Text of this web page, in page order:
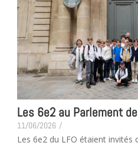
Les 6e2 au Parlement
11/06/2026 /
Les 6e2 du LFO étaient invités